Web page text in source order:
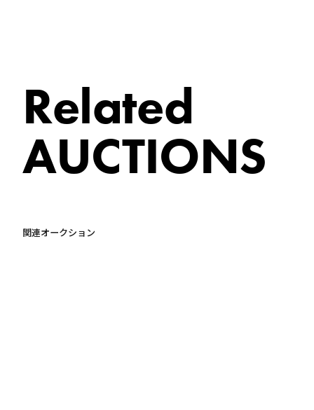
Related
AUCTIONS
関連オークション